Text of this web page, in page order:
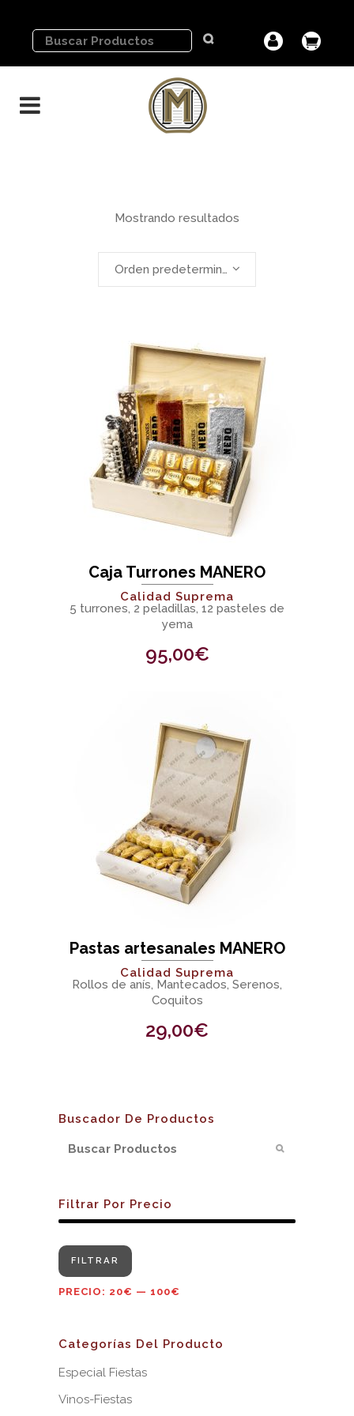
Mostrando resultados
Orden predeterminado
Caja Turrones MANERO
Calidad Suprema
5 turrones, 2 peladillas, 12 pasteles de
yema
95,00€
Pastas artesanales MANERO
Calidad Suprema
Rollos de anís, Mantecados, Serenos,
Coquitos
29,00€
Buscador De Productos
Filtrar Por Precio
Precio
mínimo
Precio
máximo
FILTRAR
PRECIO: 20€ — 100€
Categorías Del Producto
Especial Fiestas
Vinos-Fiestas